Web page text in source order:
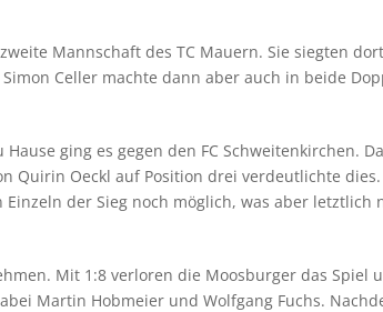
Mannschaft des TC Mauern. Sie siegten
Celler machte dann aber auch in beide
ging es gegen den FC Schweitenkirchen.
Quirin Oeckl auf Position drei verdeutlichte
der Sieg noch möglich, was aber letztlich
Mit 1:8 verloren die Moosburger das Spiel
Martin Hobmeier und Wolfgang Fuchs.